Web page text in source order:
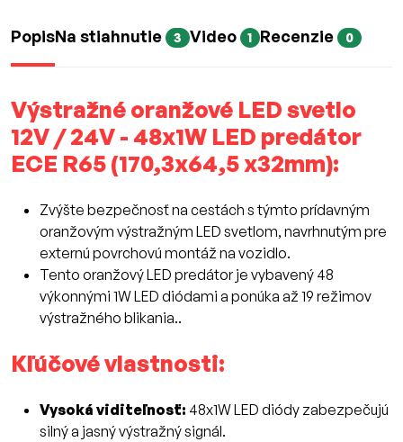
PopisNa stiahnutie 3 Video 1 Recenzie 0
Výstražné oranžové LED svetlo
12V / 24V - 48x1W LED predátor
ECE R65 (170,3x64,5 x32mm):
Zvýšte bezpečnosť na cestách s týmto prídavným
oranžovým výstražným LED svetlom, navrhnutým pre
externú povrchovú montáž na vozidlo.
Tento oranžový LED predátor je vybavený 48
výkonnými 1W LED diódami a ponúka až 19 režimov
výstražného blikania..
Kľúčové vlastnosti:
Vysoká viditeľnosť: 48x1W LED diódy zabezpečujú
silný a jasný výstražný signál.